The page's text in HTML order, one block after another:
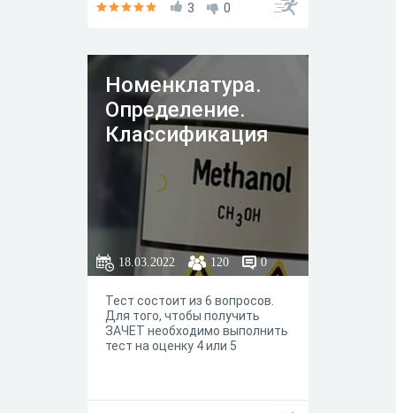
3
0
Номенклатура.
Определение.
Классификация
18.03.2022 120 0
Тест состоит из 6 вопросов.
Для того, чтобы получить
ЗАЧЕТ необходимо выполнить
тест на оценку 4 или 5